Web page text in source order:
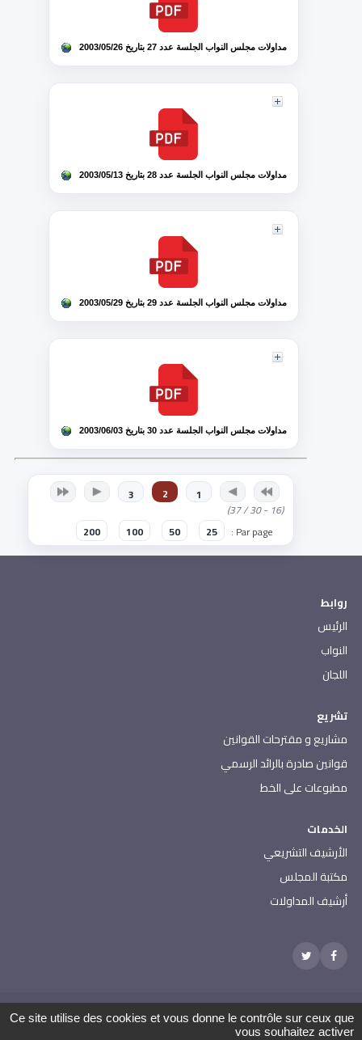
مداولات مجلس النواب الجلسة عدد 27 بتاريخ 2003/05/26
مداولات مجلس النواب الجلسة عدد 28 بتاريخ 2003/05/13
مداولات مجلس النواب الجلسة عدد 29 بتاريخ 2003/05/29
مداولات مجلس النواب الجلسة عدد 30 بتاريخ 2003/06/03
1
2
3
(16 - 30 / 37)
Par page :
25
50
100
200
روابط
الرئيس
النواب
اللجان
تشريع
مشاريع و مقترحات القوانين
قوانين صادرة بالرائد الرسمي
مطبوعات على الخط
الخدمات
الأرشيف التشريعي
مكتبة المجلس
أرشيف المداولات
مجلس نواب الشعب - جميع الحقوق محفوظة 2026
Ce site utilise des cookies et vous donne le contrôle sur ceux que
vous souhaitez activer